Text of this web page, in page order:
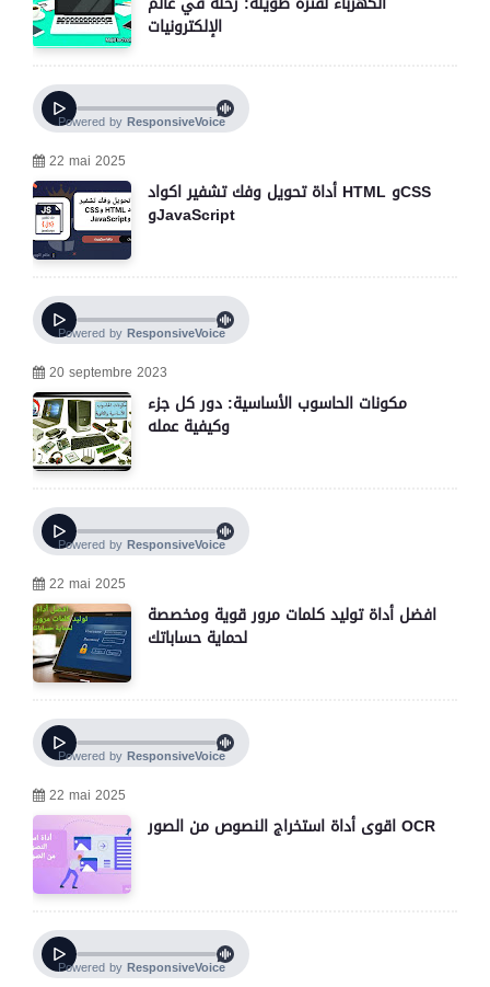
الإلكترونيات
22 mai 2025
أداة تحويل وفك تشفير اكواد HTML وCSS
وJavaScript
20 septembre 2023
مكونات الحاسوب الأساسية: دور كل جزء
وكيفية عمله
22 mai 2025
افضل أداة توليد كلمات مرور قوية ومخصصة
لحماية حساباتك
22 mai 2025
اقوى أداة استخراج النصوص من الصور OCR